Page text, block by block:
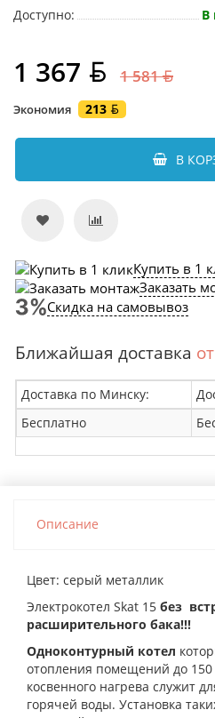
Доступно:
В
1 367 1 581
Экономия 213
В
Купить в 1
Заказать
Скидка на самовывоз
Ближайшая доставка
Доставка по Минску:
Бесплатно
Описание
Цвет: серый металлик
Электрокотел Skat 15 без
расширительного бака!!!
Одноконтурный котел
отопления помещений до
косвенного нагрева служит
горячей воды. Установка